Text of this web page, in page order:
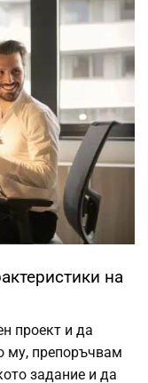
на
проект и да
му, препоръчвам
задание и да